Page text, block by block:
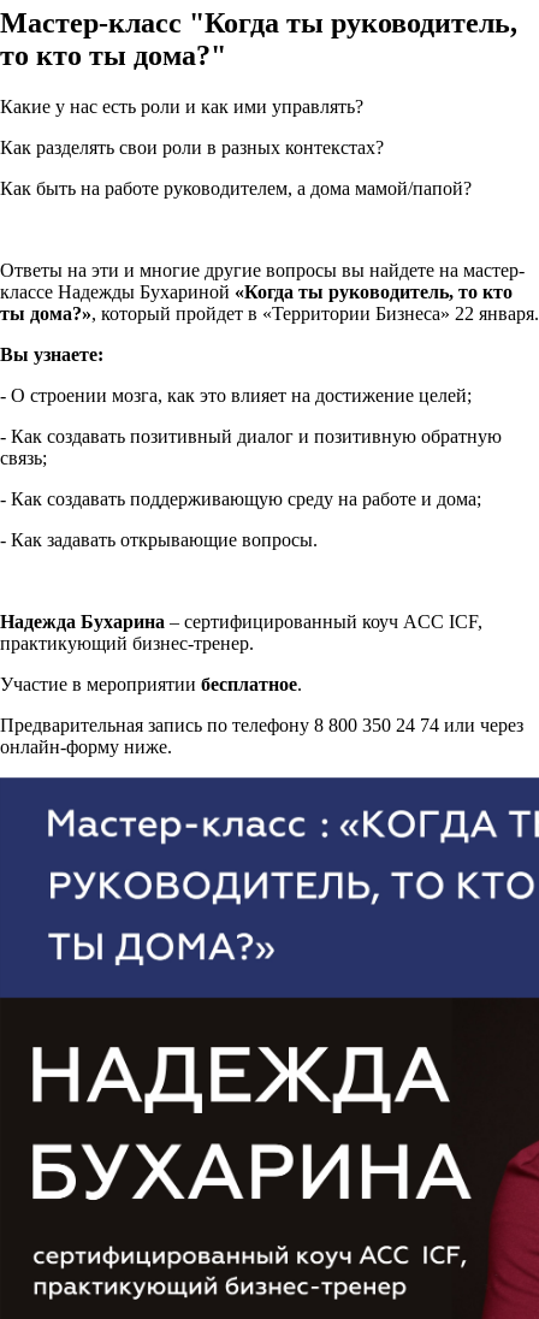
Мастер-класс "Когда ты руководитель,
то кто ты дома?"
Какие у нас есть роли и как ими управлять?
Как разделять свои роли в разных контекстах?
Как быть на работе руководителем, а дома мамой/папой?
Ответы на эти и многие другие вопросы вы найдете на мастер-
классе Надежды Бухариной «Когда ты руководитель, то кто
ты дома?», который пройдет в «Территории Бизнеса» 22 января.
Вы узнаете:
- О строении мозга, как это влияет на достижение целей;
- Как создавать позитивный диалог и позитивную обратную
связь;
- Как создавать поддерживающую среду на работе и дома;
- Как задавать открывающие вопросы.
Надежда Бухарина – сертифицированный коуч ACC ICF,
практикующий бизнес-тренер.
Участие в мероприятии бесплатное.
Предварительная запись по телефону 8 800 350 24 74 или через
онлайн-форму ниже.